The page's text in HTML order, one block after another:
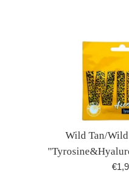
Wild Tan/